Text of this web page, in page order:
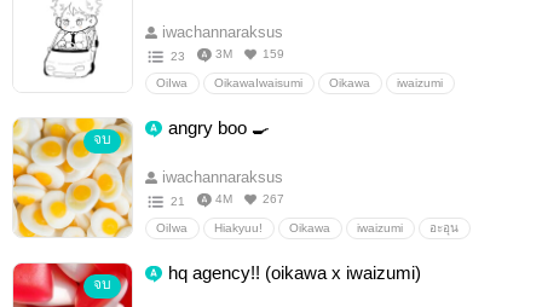
iwachannaraksus
23 3M 159
OiIwa OikawaIwaisumi Oikawa iwaizumi
จบ
angry boo 🍳
iwachannaraksus
21 4M 267
OiIwa Hiakyuu! Oikawa iwaizumi อะอุน
วายสเตชั่น
จบ
hq agency!! (oikawa x iwaizumi)